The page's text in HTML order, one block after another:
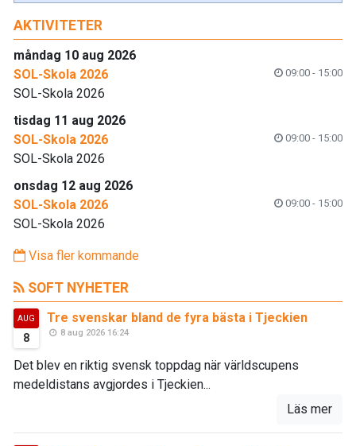
AKTIVITETER
måndag 10 aug 2026
SOL-Skola 2026
09:00 - 15:00
SOL-Skola 2026
tisdag 11 aug 2026
SOL-Skola 2026
09:00 - 15:00
SOL-Skola 2026
onsdag 12 aug 2026
SOL-Skola 2026
09:00 - 15:00
SOL-Skola 2026
Visa fler kommande
SOFT NYHETER
AUG
8
Tre svenskar bland de fyra bästa i Tjeckien
8 aug 2026 16:24
Det blev en riktig svensk toppdag när världscupens
medeldistans avgjordes i Tjeckien...
Läs mer